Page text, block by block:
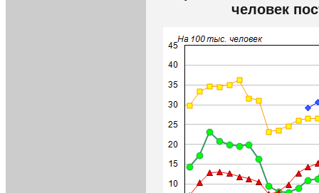
человек